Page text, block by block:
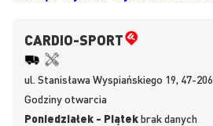
CARDIO-SPORT
ul. Stanisława Wyspiańskiego 19, 47-206
Godziny otwarcia
Poniedziałek - Piątekbrak danych